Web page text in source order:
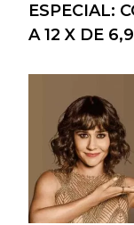
ESPECIAL:
A 12 X DE